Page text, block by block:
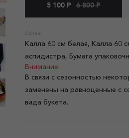
5 100 Р 6 800 Р
Состав:
Калла 60 см белая, Калла 60
аспидистра, Бумага
Внимание:
В связи с сезонностью
заменены на равноценные с
вида букета.